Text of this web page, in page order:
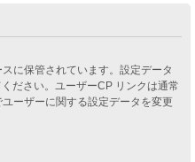
に保管されています。設定データ
ださい。ユーザーCP リンクは通常
ーザーに関する設定データを変更